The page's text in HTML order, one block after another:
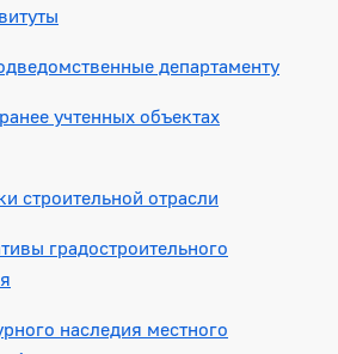
департаменту
учтенных объектах
строительной отрасли
градостроительного
наследия местного